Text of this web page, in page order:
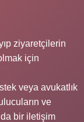
ziyaretçilerin
için
veya avukatlık
ve
bir iletişim